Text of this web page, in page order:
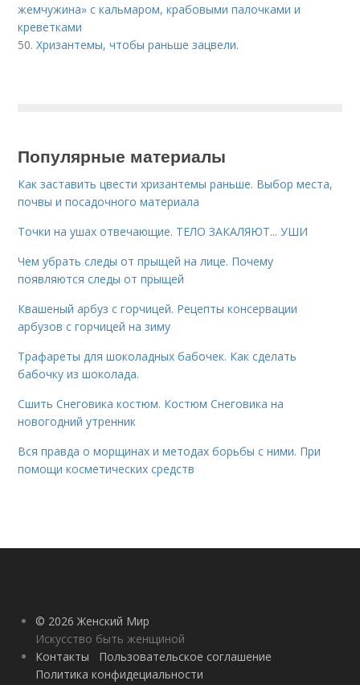
жемчужина» с кальмаром, крабовыми палочками и
креветками
50.Хризантемы, чтобы раньше зацвели.
Популярные материалы
Как заставить цвести хризантемы раньше. Выбор места,
почвы и посадочного материала
Точки на ушах отвечающие. ТЕЛО ЗАКАЛЯЮТ... УШИ
Чем убрать следы от прыщей на лице. Почему
появляются следы от прыщей
Квашеный арбуз с горчицей. Рецепты консервации
арбузов с горчицей на зиму
Трафареты для шоколадных бабочек. Как сделать
бабочку из шоколада.
Сшить Снеговика костюм. Костюм Снеговика на
новогодний утренник
Вся правда о морщинах и методах борьбы с ними. При
помощи косметических средств
© 2026 Женский Мир
Искусство быть женщиной
Контакты
Пользовательское соглашение
Политика конфидециальности